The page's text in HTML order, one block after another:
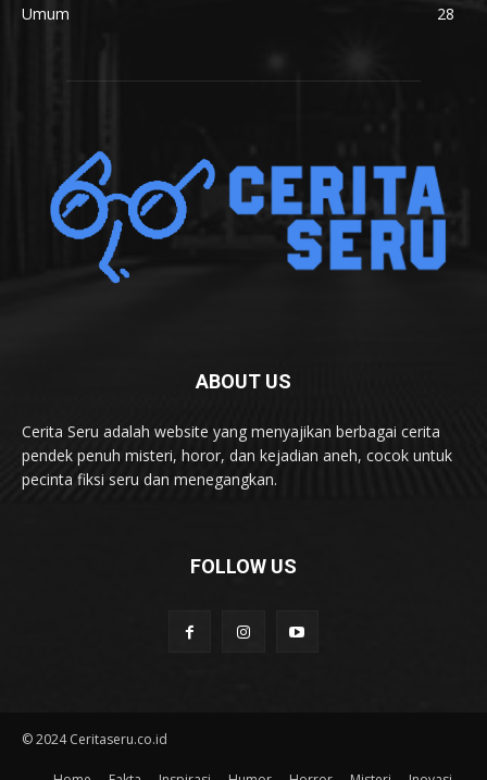
Umum
28
ABOUT US
Cerita Seru adalah website yang menyajikan berbagai cerita
pendek penuh misteri, horor, dan kejadian aneh, cocok untuk
pecinta fiksi seru dan menegangkan.
FOLLOW US
© 2024 Ceritaseru.co.id